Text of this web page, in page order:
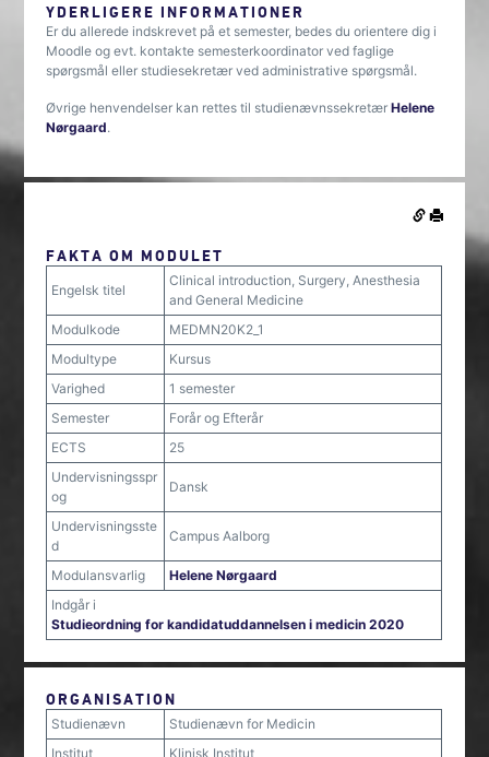
YDERLIGERE INFORMATIONER
Er du allerede indskrevet på et semester, bedes du orientere dig i
Moodle og evt. kontakte semesterkoordinator ved faglige
spørgsmål eller studiesekretær ved administrative spørgsmål.
Øvrige henvendelser kan rettes til studienævnssekretærHelene
Nørgaard.
FAKTA OM MODULET
Engelsk titel
Clinical introduction, Surgery, Anesthesia
and General Medicine
Modulkode
MEDMN20K2_1
Modultype
Kursus
Varighed
1 semester
Semester
Forår og Efterår
ECTS
25
Undervisningsspr
og
Dansk
Undervisningsste
d
Campus Aalborg
Modulansvarlig
Helene Nørgaard
Indgår i
Studieordning for kandidatuddannelsen i medicin 2020
ORGANISATION
Studienævn
Studienævn for Medicin
Institut
Klinisk Institut